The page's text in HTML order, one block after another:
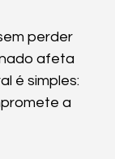
perder
afeta
é simples:
a